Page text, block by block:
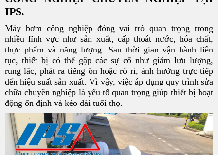
IPS.
Máy bơm công nghiệp đóng vai trò quan trọng trong
nhiều lĩnh vực như sản xuất, cấp thoát nước, hóa chất,
thực phẩm và năng lượng. Sau thời gian vận hành liên
tục, thiết bị có thể gặp các sự cố như giảm lưu lượng,
rung lắc, phát ra tiếng ồn hoặc rò rỉ, ảnh hưởng trực tiếp
đến hiệu suất sản xuất. Vì vậy, việc áp dụng quy trình sửa
chữa chuyên nghiệp là yếu tố quan trọng giúp thiết bị hoạt
động ổn định và kéo dài tuổi thọ.